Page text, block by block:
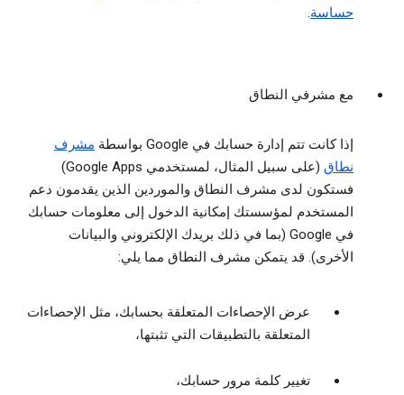
حساسة.
مع مشرفي النطاق
إذا كانت تتم إدارة حسابك في Google بواسطة
مشرف
نطاق
(على سبيل المثال، لمستخدمي Google Apps)
فستكون لدى مشرف النطاق والموردين الذين يقدمون دعم
المستخدم لمؤسستك إمكانية الدخول إلى معلومات حسابك
في Google (بما في ذلك بريدك الإلكتروني والبيانات
الأخرى). قد يتمكن مشرف النطاق مما يلي:
عرض الإحصاءات المتعلقة بحسابك، مثل الإحصاءات
المتعلقة بالتطبيقات التي تثبتها،
تغيير كلمة مرور حسابك،